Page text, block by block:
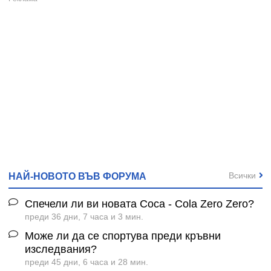
НАЙ-НОВОТО ВЪВ ФОРУМА
Спечели ли ви новата Coca - Cola Zero Zero?
преди 36 дни, 7 часа и 3 мин.
Може ли да се спортува преди кръвни
изследвания?
преди 45 дни, 6 часа и 28 мин.
Всички